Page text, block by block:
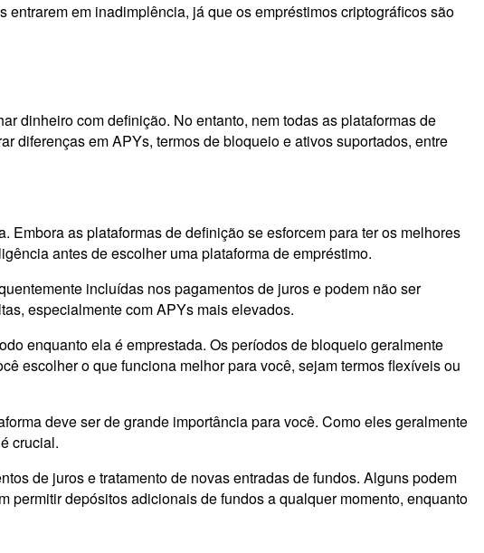
em inadimplência, já que os empréstimos criptográficos são
dinheiro com definição. No entanto, nem todas as plataformas de
diferenças em APYs, termos de bloqueio e ativos suportados, entre
as plataformas de definição se esforcem para ter os melhores
antes de escolher uma plataforma de empréstimo.
incluídas nos pagamentos de juros e podem não ser
especialmente com APYs mais elevados.
enquanto ela é emprestada. Os períodos de bloqueio geralmente
escolher o que funciona melhor para você, sejam termos flexíveis ou
deve ser de grande importância para você. Como eles geralmente
crucial.
de juros e tratamento de novas entradas de fundos. Alguns podem
permitir depósitos adicionais de fundos a qualquer momento, enquanto